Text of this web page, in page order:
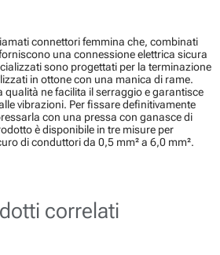
connettori femmina che, combinati
una connessione elettrica sicura
sono progettati per la terminazione
in ottone con una manica di rame.
qualità ne facilita il serraggio e garantisce
vibrazioni. Per fissare definitivamente
con una pressa con ganasce di
è disponibile in tre misure per
di conduttori da 0,5 mm² a 6,0 mm².
correlati